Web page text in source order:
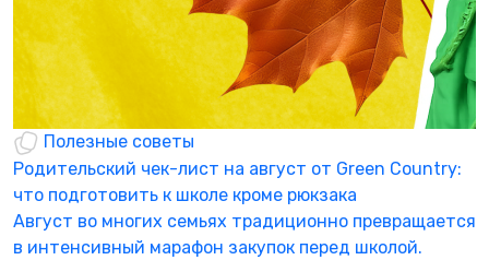
Полезные советы
Родительский чек-лист на август от Green Country:
что подготовить к школе кроме рюкзака
Август во многих семьях традиционно превращается
в интенсивный марафон закупок перед школой.